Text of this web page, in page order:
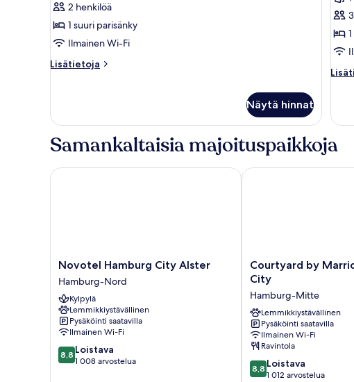
huone,
1
suuri
(Alster
2 henkilöä
1 suuri parisänky
Ilmainen Wi-Fi
Lisätietoja
Lisätietoja
suuri
parisänky
(Alster
Näytä hinnat
Samankaltaisia majoituspaikkoja
Novotel
Hamburg
City
Alster
Hamburg-
Nord
Novotel Hamburg City Alster
Hamburg-Nord
Kylpylä
Lemmikkiystävällinen
Pysäköinti saatavilla
Ilmainen Wi-Fi
8.8
kautta
8,8 Loistava
1 008 arvostelua
Novotel Hamburg City Alster
Courtyard
by
Marriott
Hamburg
City
Hamburg-
Mitte
Courtyard by
City
Hamburg-Mitte
Lemmikkiystävällinen
Pysäköinti saatavilla
Ilmainen Wi-Fi
Ravintola
8.8
kautta
8,8 Loistava
1 012 arvostelua
Courtyard by